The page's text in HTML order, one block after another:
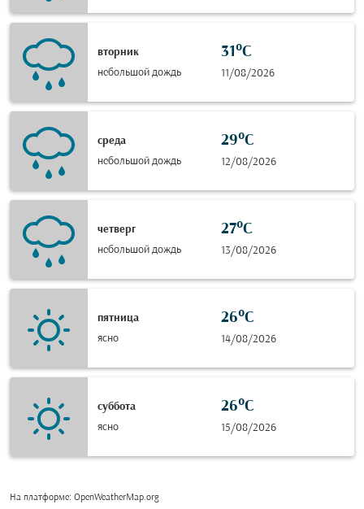
вторник
небольшой дождь
31°C
11/08/2026
среда
небольшой дождь
29°C
12/08/2026
четверг
небольшой дождь
27°C
13/08/2026
пятница
ясно
26°C
14/08/2026
суббота
ясно
26°C
15/08/2026
На платформе: OpenWeatherMap.org